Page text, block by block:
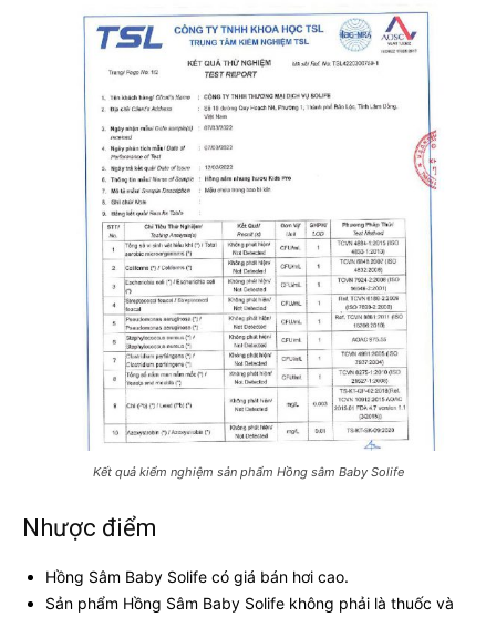
Kết quả kiểm nghiệm sản phẩm Hồng sâm Baby Solife
Nhược điểm
Hồng Sâm Baby Solife có giá bán hơi cao.
Sản phẩm Hồng Sâm Baby Solife không phải là thuốc và